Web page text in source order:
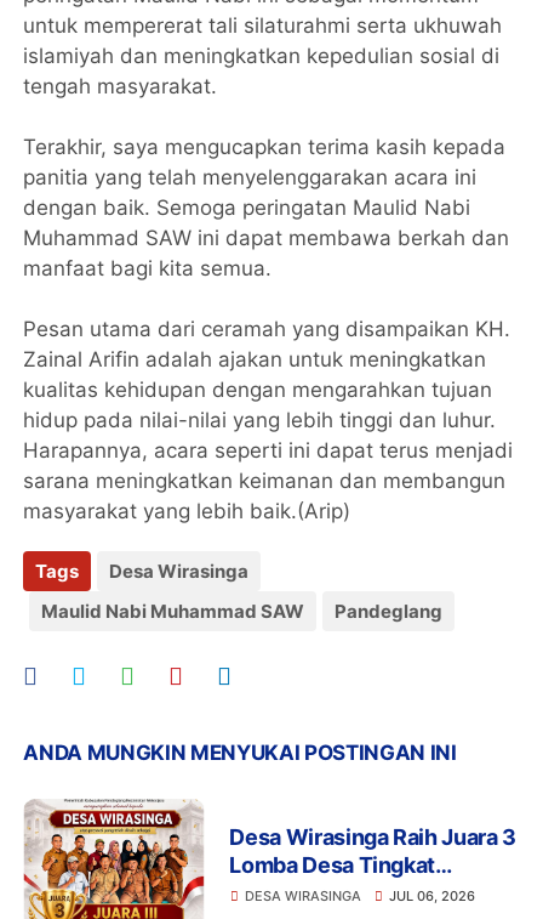
untuk mempererat tali silaturahmi serta ukhuwah
islamiyah dan meningkatkan kepedulian sosial di
tengah masyarakat.
Terakhir, saya mengucapkan terima kasih kepada
panitia yang telah menyelenggarakan acara ini
dengan baik. Semoga peringatan Maulid Nabi
Muhammad SAW ini dapat membawa berkah dan
manfaat bagi kita semua.
Pesan utama dari ceramah yang disampaikan KH.
Zainal Arifin adalah ajakan untuk meningkatkan
kualitas kehidupan dengan mengarahkan tujuan
hidup pada nilai-nilai yang lebih tinggi dan luhur.
Harapannya, acara seperti ini dapat terus menjadi
sarana meningkatkan keimanan dan membangun
masyarakat yang lebih baik.(Arip)
Tags
Desa Wirasinga
Maulid Nabi Muhammad SAW
Pandeglang
ANDA MUNGKIN MENYUKAI POSTINGAN INI
Desa Wirasinga Raih Juara 3
Lomba Desa Tingkat
Provinsi Banten 2026,
DESA WIRASINGA JUL 06, 2026